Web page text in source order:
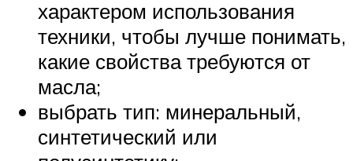
характером использования
техники, чтобы лучше понимать,
какие свойства требуются от
масла;
выбрать тип: минеральный,
синтетический или